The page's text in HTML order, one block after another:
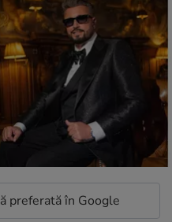
preferată în Google